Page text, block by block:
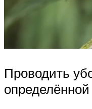
Проводить
определённой